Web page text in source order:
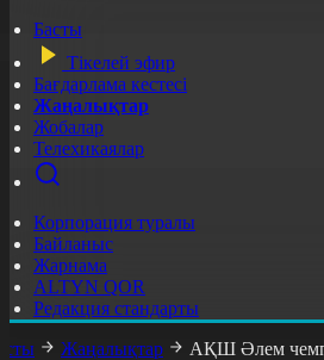
Басты
Тікелей эфир
Бағдарлама кестесі
Жаңалықтар
Жобалар
Телехикаялар
Корпорация туралы
Байланыс
Жарнама
ALTYN QOR
Редакция стандарты
Жаңалықтар АҚШ Әлем